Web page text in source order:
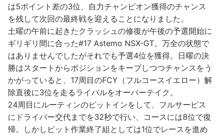
は5ポイント差の3位、自力チャンピオン獲得のチャンス
を残して次回の最終戦を迎えることになりました。
土曜の午前に起きたクラッシュの修復が午後の予選開始に
ギリギリ間に合った#17 Astemo NSX-GT。万全の状態で
はありませんでしたがそれでも予選4位を獲得。日曜の決
勝はスタートからポジションをキープしつつチャンスをう
かがっていると、17周目のFCY（フルコースイエロー）解
除直後に3位を走るライバルをオーバーテイク。
24周目にルーティンのピットインをして、フルサービス
にドライバー交代までを32秒で行い、コースには8位で復
帰。しかしピット作業終了組としては1位でレースを進め